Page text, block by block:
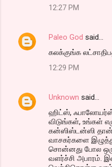
12:27 PM
Paleo God said…
கலக்குங்க
12:29 PM
Unknown said…
ஹிட்ஸ்,
விடுங்கள், உங்கள்
கன்ஸிஸ்டன்ஸி தான்
வாசகர்களை
சொன்னது போல ஒரு
வளர்ச்சி அபாரம்.